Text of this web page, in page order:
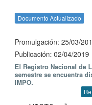
Documento Actualizado
Promulgación: 25/03/
Publicación: 02/04/2019
El Registro Nacional de
semestre se encuentra
IMPO.